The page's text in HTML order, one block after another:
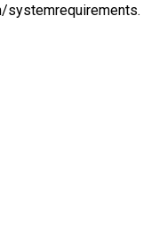
systemrequirements.